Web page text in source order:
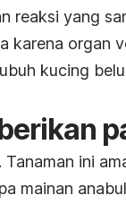
reaksi yang
karena organ
kucing
ini
mainan